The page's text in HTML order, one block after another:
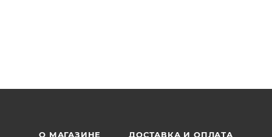
О МАГАЗИНЕ ДОСТАВКА И ОПЛАТА